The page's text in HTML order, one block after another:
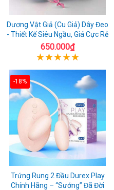
Dương Vật Giả (Cu Giả) Dây Đeo
- Thiết Kế Siêu Ngầu, Giá Cực Rẻ
650.000₫
-18%
Trứng Rung 2 Đầu Durex Play
Chính Hãng – “Sướng” Đã Đời